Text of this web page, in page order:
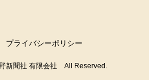
プライバシーポリシー
新聞社 有限会社 All Reserved.